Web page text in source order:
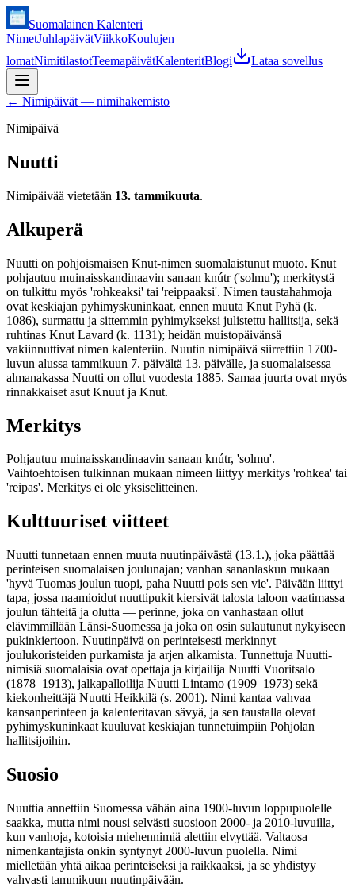
Suomalainen Kalenteri
NimetJuhlapäivätViikkoKoulujen
lomatNimitilastotTeemapäivätKalenteritBlogi Lataa sovellus
← Nimipäivät — nimihakemisto
Nimipäivä
Nuutti
Nimipäivää vietetään 13. tammikuuta.
Alkuperä
Nuutti on pohjoismaisen Knut-nimen suomalaistunut muoto. Knut
pohjautuu muinaisskandinaavin sanaan knútr ('solmu'); merkitystä
on tulkittu myös 'rohkeaksi' tai 'reippaaksi'. Nimen taustahahmoja
ovat keskiajan pyhimyskuninkaat, ennen muuta Knut Pyhä (k.
1086), surmattu ja sittemmin pyhimykseksi julistettu hallitsija, sekä
ruhtinas Knut Lavard (k. 1131); heidän muistopäivänsä
vakiinnuttivat nimen kalenteriin. Nuutin nimipäivä siirrettiin 1700-
luvun alussa tammikuun 7. päivältä 13. päivälle, ja suomalaisessa
almanakassa Nuutti on ollut vuodesta 1885. Samaa juurta ovat myös
rinnakkaiset asut Knuut ja Knut.
Merkitys
Pohjautuu muinaisskandinaavin sanaan knútr, 'solmu'.
Vaihtoehtoisen tulkinnan mukaan nimeen liittyy merkitys 'rohkea' tai
'reipas'. Merkitys ei ole yksiselitteinen.
Kulttuuriset viitteet
Nuutti tunnetaan ennen muuta nuutinpäivästä (13.1.), joka päättää
perinteisen suomalaisen joulunajan; vanhan sananlaskun mukaan
'hyvä Tuomas joulun tuopi, paha Nuutti pois sen vie'. Päivään liittyi
tapa, jossa naamioidut nuuttipukit kiersivät talosta taloon vaatimassa
joulun tähteitä ja olutta — perinne, joka on vanhastaan ollut
elävimmillään Länsi-Suomessa ja joka on osin sulautunut nykyiseen
pukinkiertoon. Nuutinpäivä on perinteisesti merkinnyt
joulukoristeiden purkamista ja arjen alkamista. Tunnettuja Nuutti-
nimisiä suomalaisia ovat opettaja ja kirjailija Nuutti Vuoritsalo
(1878–1913), jalkapalloilija Nuutti Lintamo (1909–1973) sekä
kiekonheittäjä Nuutti Heikkilä (s. 2001). Nimi kantaa vahvaa
kansanperinteen ja kalenteritavan sävyä, ja sen taustalla olevat
pyhimyskuninkaat kuuluvat keskiajan tunnetuimpiin Pohjolan
hallitsijoihin.
Suosio
Nuuttia annettiin Suomessa vähän aina 1900-luvun loppupuolelle
saakka, mutta nimi nousi selvästi suosioon 2000- ja 2010-luvuilla,
kun vanhoja, kotoisia miehennimiä alettiin elvyttää. Valtaosa
nimenkantajista onkin syntynyt 2000-luvun puolella. Nimi
mielletään yhtä aikaa perinteiseksi ja raikkaaksi, ja se yhdistyy
vahvasti tammikuun nuutinpäivään.